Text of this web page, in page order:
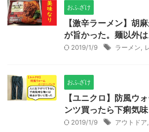
おふざけ
【激辛ラーメン】胡
が旨かった。麺以外は
2019/1/9 ラーメン
おふざけ
【ユニクロ】防風ウ
ンツ買ったら下痢気
2019/1/9 アウトドア